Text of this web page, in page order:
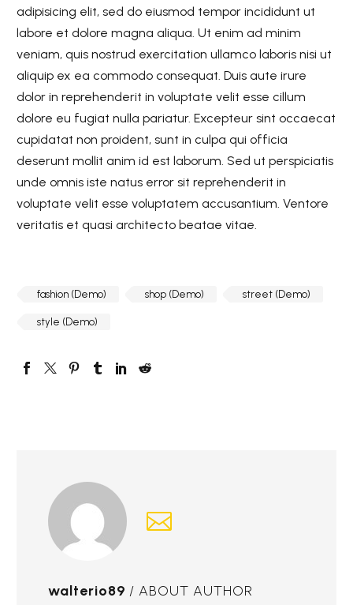
adipisicing elit, sed do eiusmod tempor incididunt ut
labore et dolore magna aliqua. Ut enim ad minim
veniam, quis nostrud exercitation ullamco laboris nisi ut
aliquip ex ea commodo consequat. Duis aute irure
dolor in reprehenderit in voluptate velit esse cillum
dolore eu fugiat nulla pariatur. Excepteur sint occaecat
cupidatat non proident, sunt in culpa qui officia
deserunt mollit anim id est laborum. Sed ut perspiciatis
unde omnis iste natus error sit reprehenderit in
voluptate velit esse voluptatem accusantium. Ventore
veritatis et quasi architecto beatae vitae.
fashion (Demo) shop (Demo) street (Demo)
style (Demo)
walterio89 / ABOUT AUTHOR